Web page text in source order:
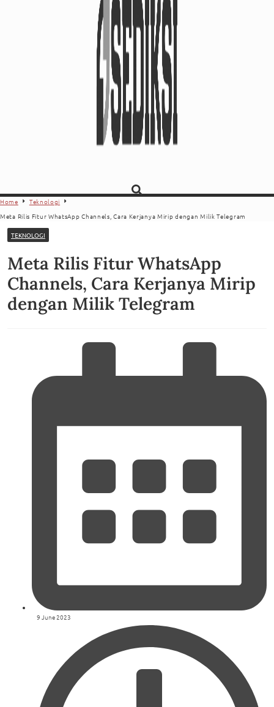
Home
Teknologi
Meta Rilis Fitur WhatsApp Channels, Cara Kerjanya Mirip dengan Milik Telegram
TEKNOLOGI
Meta Rilis Fitur WhatsApp
Channels, Cara Kerjanya Mirip
dengan Milik Telegram
9 June 2023